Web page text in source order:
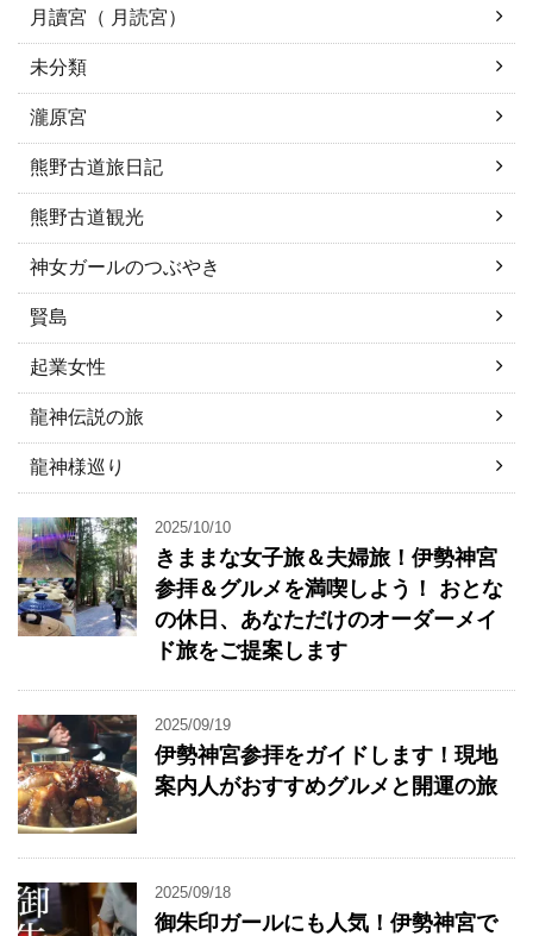
月讀宮（ 月読宮）
未分類
瀧原宮
熊野古道旅日記
熊野古道観光
神女ガールのつぶやき
賢島
起業女性
龍神伝説の旅
龍神様巡り
2025/10/10
きままな女子旅＆夫婦旅！伊勢神宮
参拝＆グルメを満喫しよう！ おとな
の休日、あなただけのオーダーメイ
ド旅をご提案します
2025/09/19
伊勢神宮参拝をガイドします！現地
案内人がおすすめグルメと開運の旅
2025/09/18
御朱印ガールにも人気！伊勢神宮で